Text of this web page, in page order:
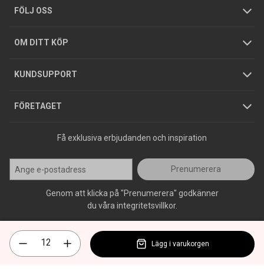
FÖLJ OSS
OM DITT KÖP
Integritetspolicy
GDPR
KUNDSUPPORT
Foldrar och kataloger
Köpguider
Varumärken
FÖRETAGET
Tjänster
Hållbarhet
Jobba hos oss
Press
Få exklusiva erbjudanden och inspiration
Prenumerera
Genom att klicka på "Prenumerera" godkänner
du våra integritetsvillkor.
Lägg i varukorgen